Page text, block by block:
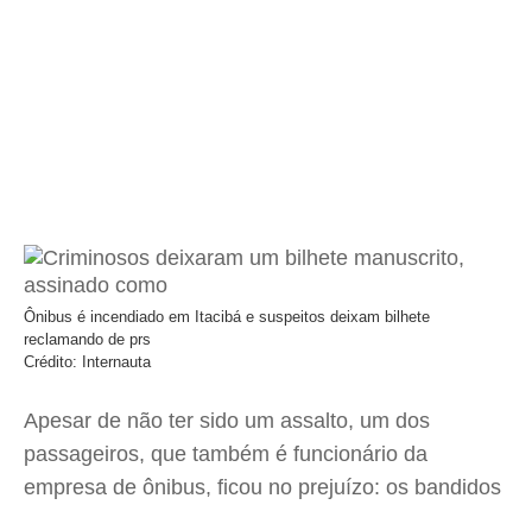
Ônibus é incendiado em Itacibá e suspeitos deixam bilhete
reclamando de prs
Crédito: Internauta
Apesar de não ter sido um assalto, um dos
passageiros, que também é funcionário da
empresa de ônibus, ficou no prejuízo: os bandidos